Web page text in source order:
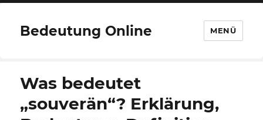
Bedeutung Online MENÜ
Was bedeutet
„souverän“? Erklärung,